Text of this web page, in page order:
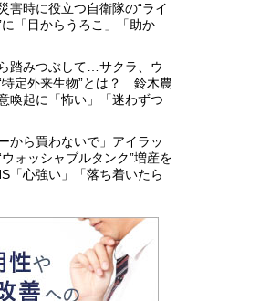
時に役立つ自衛隊の“ライ
に「目からうろこ」「助か
踏みつぶして…サクラ、ウ
特定外来生物”とは？ 鈴木農
喚起に「怖い」「迷わずつ
から買わないで」アイラッ
ウォッシャブルタンク”増産を
心強い」「落ち着いたら